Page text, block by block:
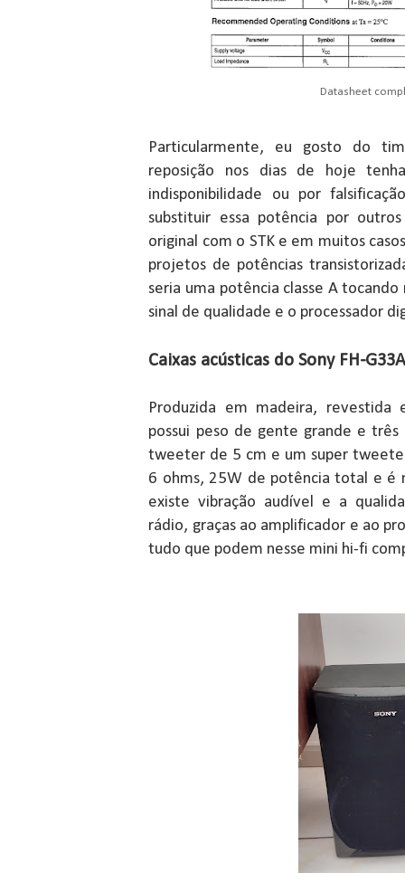
Datasheet
Particularmente, eu gosto do
reposição nos dias de hoje
indisponibilidade ou por
substituir essa potência por
original com o STK e em muitos
projetos de potências
seria uma potência classe A
sinal de qualidade e o processador
Caixas acústicas do Sony FH-
Produzida em madeira,
possui peso de gente grande e
tweeter de 5 cm e um super
6 ohms, 25W de potência total e é
existe vibração audível e a
rádio, graças ao amplificador e ao
tudo que podem nesse mini hi-fi